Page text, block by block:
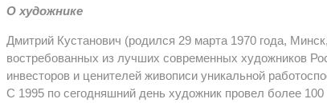
О художнике
Дмитрий Кустанович (родился 29 марта 1970 года,
востребованных из лучших современных художников
инвесторов и ценителей живописи уникальной
С 1995 по сегодняшний день художник провел более